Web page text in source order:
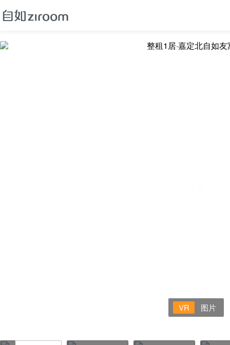
VR 图片